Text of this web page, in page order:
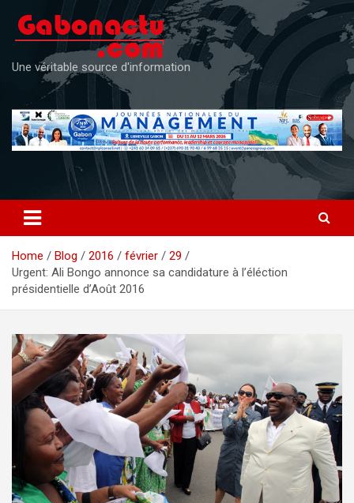
content
Une véritable source d'information
Home Blog 2016 février
29
Urgent: Ali Bongo annonce sa candidature à l’éléction
présidentielle d’Août 2016